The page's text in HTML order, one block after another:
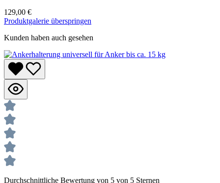
129,00 €
Produktgalerie überspringen
Kunden haben auch gesehen
Durchschnittliche Bewertung von 5 von 5 Sternen